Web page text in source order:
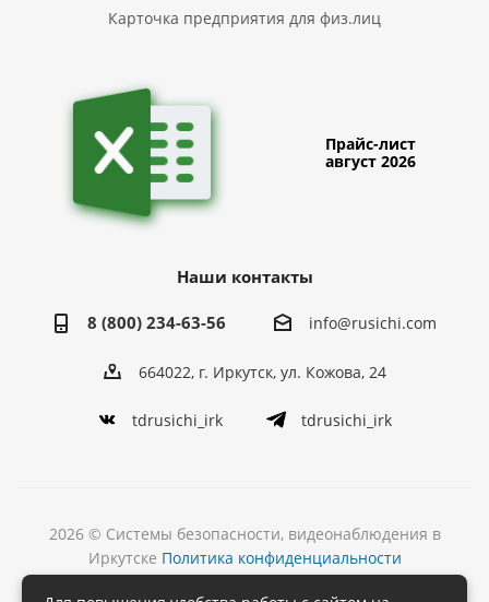
Карточка предприятия для физ.лиц
Прайс-лист
август 2026
Наши контакты
8 (800) 234-63-56 info@rusichi.com
664022, г. Иркутск, ул. Кожова, 24
tdrusichi_irk tdrusichi_irk
2026 © Системы безопасности, видеонаблюдения в
Иркутске Политика конфиденциальности